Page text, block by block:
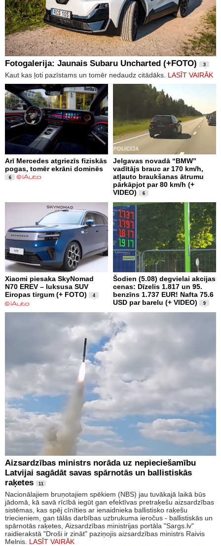
Fotogalerija: Jaunais Subaru Uncharted (+FOTO) 3
Kaut kas ļoti pazīstams un tomēr nedaudz citādāks. LASĪT VAIRĀK
Arī Mercedes atgriezīs fiziskās
pogas, tomēr ekrāni dominēs
6
Jelgavas novadā “BMW”
vadītājs brauc ar 170 km/h,
atļauto braukšanas ātrumu
pārkāpjot par 80 km/h (+
VIDEO)
6
Xiaomi piesaka SkyNomad
N70 EREV – luksusa SUV
Eiropas tirgum (+ FOTO)
4
Šodien (5.08) degvielai akcijas
cenas: Dīzelis 1.817 un 95.
benzīns 1.737 EUR! Nafta 75.6
USD par barelu (+ VIDEO)
9
Aizsardzības ministrs norāda uz nepieciešamību
Latvijai sagādāt savas spārnotās un ballistiskās
raķetes
11
Nacionālajiem bruņotajiem spēkiem (NBS) jau tuvākajā laikā būs
jādomā, kā savā rīcībā iegūt gan efektīvas pretraķešu aizsardzības
sistēmas, kas spēj cīnīties ar ienaidnieka ballistisko raķešu
triecieniem, gan tālās darbības uzbrukuma ieročus - ballistiskās un
spārnotās raķetes, Aizsardzības ministrijas portāla "Sargs.lv"
raidierakstā "Droši ir zināt" paziņojis aizsardzības ministrs Raivis
Melnis. LASĪT VAIRĀK